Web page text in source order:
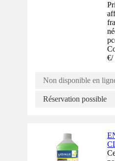
€/
Non disponible en
Réservation possible